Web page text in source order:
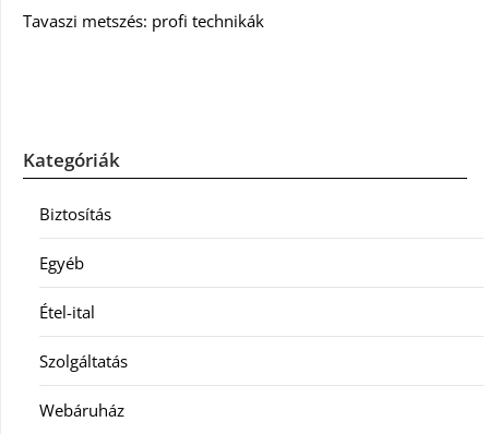
Tavaszi metszés: profi technikák
Kategóriák
Biztosítás
Egyéb
Étel-ital
Szolgáltatás
Webáruház